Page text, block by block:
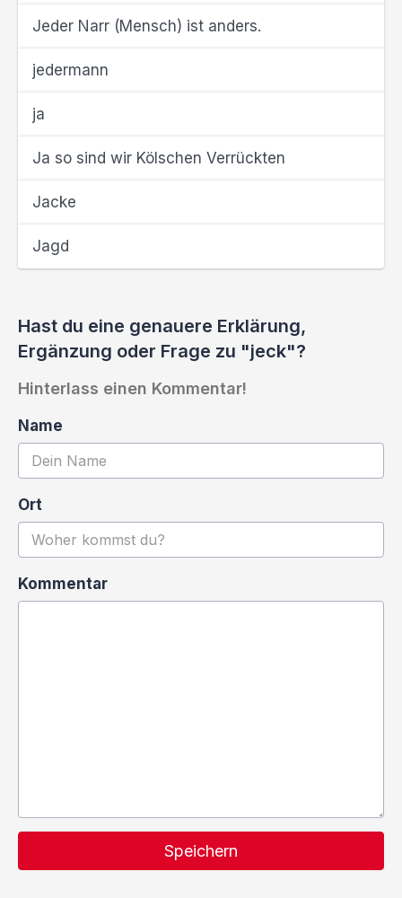
Jeder Narr (Mensch) ist anders.
jedermann
ja
Ja so sind wir Kölschen Verrückten
Jacke
Jagd
Hast du eine genauere Erklärung,
Ergänzung oder Frage zu "jeck"?
Hinterlass einen Kommentar!
Name
Ort
Kommentar
Speichern